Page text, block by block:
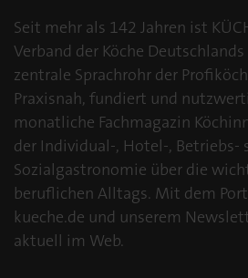
Seit mehr als 142 Jahren ist
Verband der Köche Deutschlands
zentrale Sprachrohr der
Praxisnah, fundiert und
monatliche Fachmagazin
der Individual-, Hotel-, Betriebs-
Sozialgastronomie über die
beruflichen Alltags. Mit dem
kueche.de und unserem
aktuell im Web.